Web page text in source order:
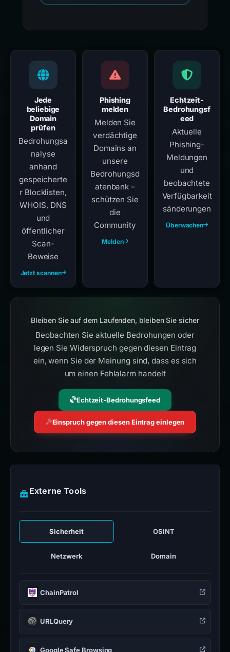
Jede
beliebige
Domain
prüfen
Bedrohungsa
nalyse
anhand
gespeicherte
r Blocklisten,
WHOIS, DNS
und
öffentlicher
Scan-
Beweise
Jetzt scannen
Phishing
melden
Melden Sie
verdächtige
Domains an
unsere
Bedrohungsd
atenbank –
schützen Sie
die
Community
Melden
Echtzeit-
Bedrohungsf
eed
Aktuelle
Phishing-
Meldungen
und
beobachtete
Verfügbarkeit
sänderungen
Überwachen
Bleiben Sie auf dem Laufenden, bleiben Sie sicher
Beobachten Sie aktuelle Bedrohungen oder
legen Sie Widerspruch gegen diesen Eintrag
ein, wenn Sie der Meinung sind, dass es sich
um einen Fehlalarm handelt
Echtzeit-Bedrohungsfeed
Einspruch gegen diesen Eintrag einlegen
Externe Tools
Sicherheit OSINT
Netzwerk Domain
ChainPatrol
URLQuery
Google Safe Browsing